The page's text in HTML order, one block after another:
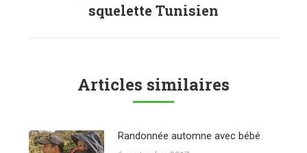
suivant
squelette Tunisien
Articles similaires
Randonnée automne avec bébé